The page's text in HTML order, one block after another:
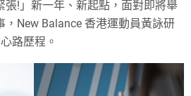
張!」新一年、新起點，面對即將舉
New Balance 香港運動員黃詠研
路歷程。